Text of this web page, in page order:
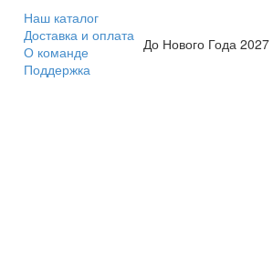
Наш каталог
Доставка и оплата
О команде
Поддержка
До Нового Года 2027